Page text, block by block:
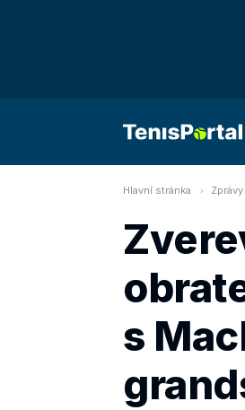
Hlavní stránka Zprávy
s